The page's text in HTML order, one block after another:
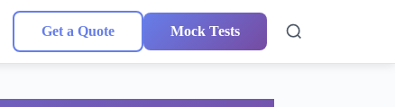
Get a Quote Mock Tests